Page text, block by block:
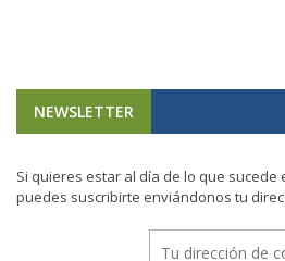
NEWSLETTER
Si quieres estar al día de lo que sucede
puedes suscribirte enviándonos tu